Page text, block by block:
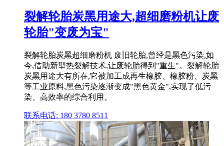
裂解轮胎炭黑用途大,超细磨粉机让废
轮胎"变废为宝"
裂解轮胎炭黑超细磨粉机 废旧轮胎,曾经是黑色污染,如
今,借助新型热裂解技术,让废轮胎得到"重生"。裂解轮胎
炭黑用途大有所在,它被加工成再生橡胶、橡胶粉、炭黑
等工业原料,黑色污染逐渐变成"黑色黄金",实现了低污
染、高效率的综合利用。
联系电话: 180 3780 8511